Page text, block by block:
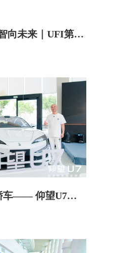
2025逐AI而行·智向未来｜UFI第46届中国（福州）国际汽车博览会盛大开幕
超级四电旗舰轿车—— 仰望U7全国体验厦门站